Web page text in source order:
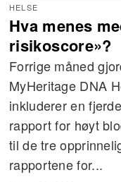
HELSE
Hva menes
risikoscore»?
Forrige måned
MyHeritage DNA
inkluderer en
rapport for høyt
til de tre
rapportene for...